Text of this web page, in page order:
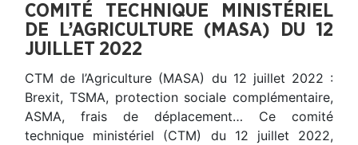
COMITÉ TECHNIQUE MINISTÉRIEL
DE L’AGRICULTURE (MASA) DU 12
JUILLET 2022
CTM de l’Agriculture (MASA) du 12 juillet 2022 :
Brexit, TSMA, protection sociale complémentaire,
ASMA, frais de déplacement… Ce comité
technique ministériel (CTM) du 12 juillet 2022,